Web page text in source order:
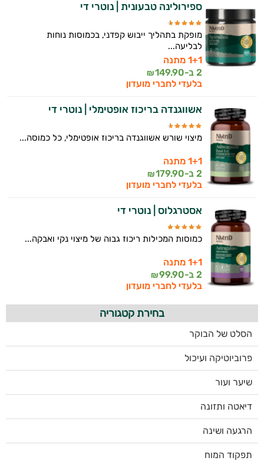
ספירולינה טבעונית | נוטרי די
מופקת בתהליך ייבוש קפדני, בכמוסות נוחות
לבליעה...
1+1 מתנה
2 ב-
149.90
₪
בלעדי לחברי מועדון
אשווגנדה בריכוז אופטימלי | נוטרי די
מיצוי שורש אשווגנדה בריכוז אופטימלי, כל כמוסה...
1+1 מתנה
2 ב-
179.90
₪
בלעדי לחברי מועדון
אסטרגלוס | נוטרי די
כמוסות המכילות ריכוז גבוה של מיצוי נקי ואבקה...
1+1 מתנה
2 ב-
99.90
₪
בלעדי לחברי מועדון
בחירת קטגוריה
הסלט של הבוקר
פרוביוטיקה ועיכול
שיער ועור
דיאטה ותזונה
הרגעה ושינה
תפקוד המוח